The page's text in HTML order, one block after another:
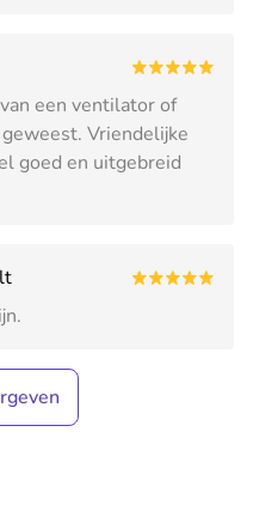
een ventilator of
Vriendelijke
goed en uitgebreid